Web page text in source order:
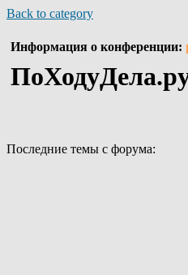
Back to category
Информация о конференции:
Последние темы с форума: